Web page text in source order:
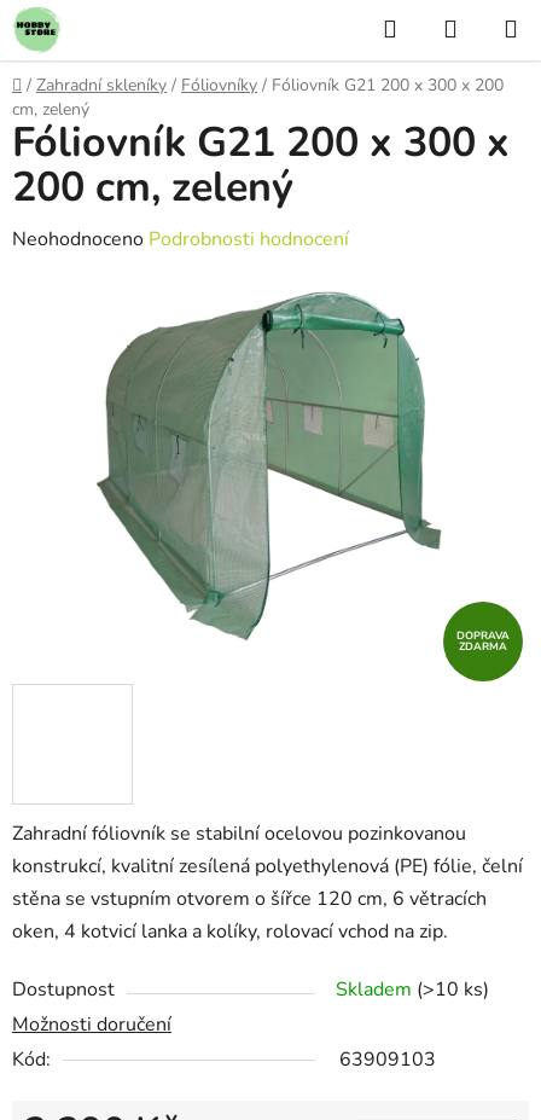
Přejít
na
obsah
Hledat
KOŠÍK
Domů
/ Zahradní skleníky / Fóliovníky / Fóliovník G21 200 x 300 x 200
cm, zelený
Zahradní fóliovník se stabilní ocelovou pozinkovanou
konstrukcí, kvalitní zesílená polyethylenová (PE) fólie, čelní
stěna se vstupním otvorem o šířce 120 cm, 6 větracích
oken, 4 kotvicí lanka a kolíky, rolovací vchod na zip.
Dostupnost Skladem (>10 ks)
Možnosti doručení
Kód:
63909103
Fóliovník G21 200 x 300 x
200 cm, zelený
Průměrné
Neohodnoceno Podrobnosti hodnocení
DOPRAVA
ZDARMA